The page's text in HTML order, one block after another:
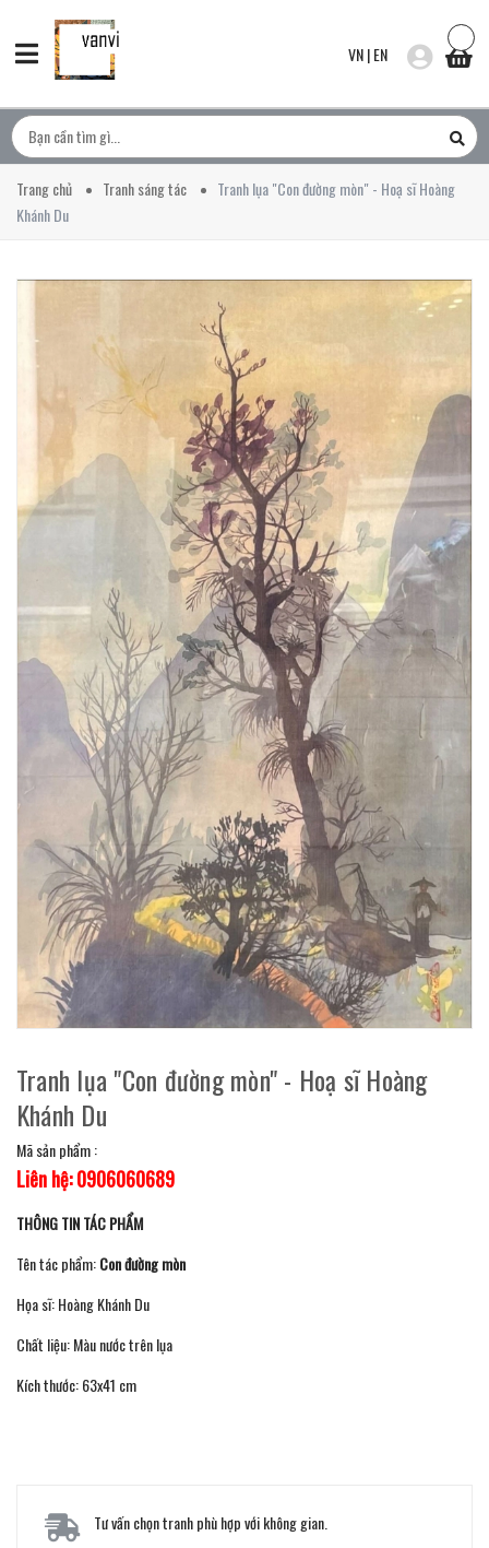
VN|EN
Trang chủ Tranh sáng tác
Tranh lụa "Con đường mòn" - Hoạ sĩ Hoàng
Khánh Du
Tranh lụa "Con đường mòn" - Hoạ sĩ Hoàng
Khánh Du
Mã sản phẩm :
Liên hệ: 0906060689
THÔNG TIN TÁC PHẨM
Tên tác phẩm:Con đường mòn
Họa sĩ: Hoàng Khánh Du
Chất liệu: Màu nước trên lụa
Kích thước: 63x41 cm
Tư vấn chọn tranh phù hợp với không gian.